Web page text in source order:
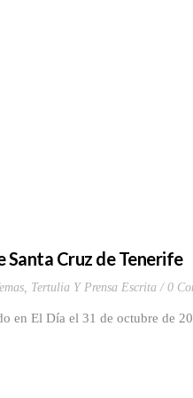
Cruz de Tenerife
, Tertulia Y Prensa Escrita 0
en El Día el 31 de octubre de